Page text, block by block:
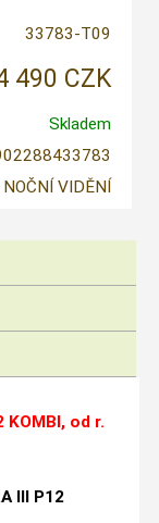
33783-T09
490 CZK
Skladem
VIDĚNÍ
KOMBI, od r.
III P12